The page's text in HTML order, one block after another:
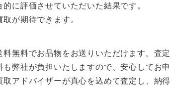
に評価させていただいた結果です。
が期待できます。
無料でお品物をお送りいただけます。査定
弊社が負担いたしますので、安心してお申
アドバイザーが真心を込めて査定し、納得